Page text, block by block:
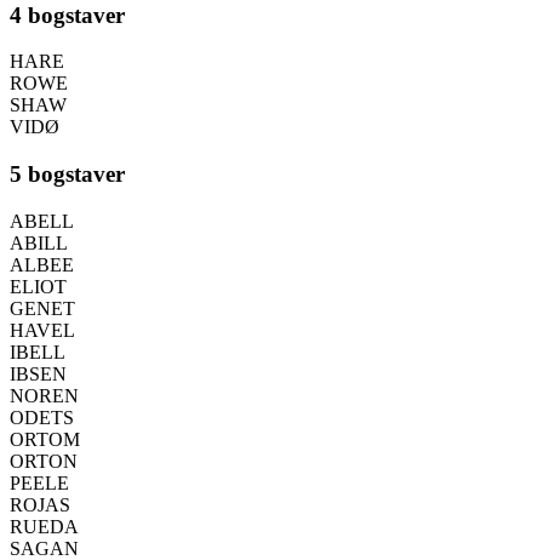
4 bogstaver
HARE
ROWE
SHAW
VIDØ
5 bogstaver
ABELL
ABILL
ALBEE
ELIOT
GENET
HAVEL
IBELL
IBSEN
NOREN
ODETS
ORTOM
ORTON
PEELE
ROJAS
RUEDA
SAGAN